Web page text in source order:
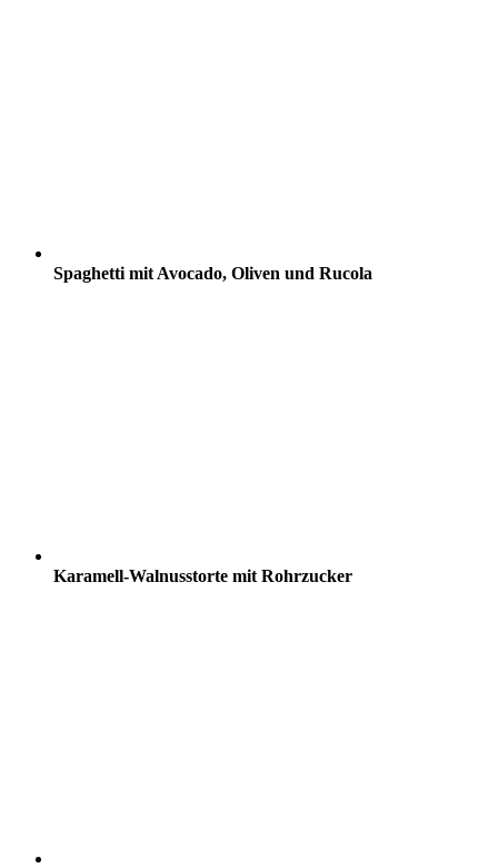
Spaghetti mit Avocado, Oliven und Rucola
Karamell-Walnusstorte mit Rohrzucker